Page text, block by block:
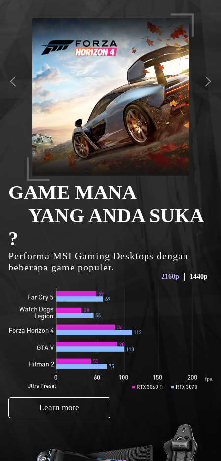
GAME MANA
YANG ANDA SUKA
?
Performa MSI Gaming Desktops dengan
beberapa game populer.
2160p 1440p
Learn more